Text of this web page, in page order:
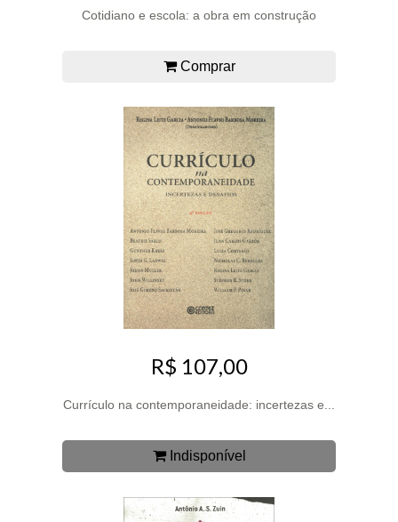
Cotidiano e escola: a obra em construção
Comprar
R$ 107,00
Currículo na contemporaneidade: incertezas e...
Indisponível